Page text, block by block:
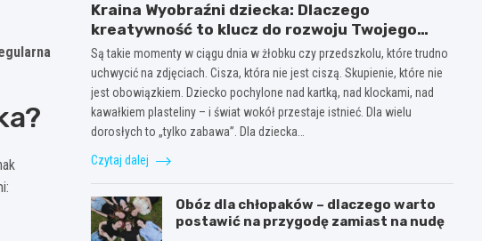
Kraina Wyobraźni dziecka: Dlaczego
kreatywność to klucz do rozwoju Twojego
dziecka?
Są takie momenty w ciągu dnia w żłobku czy przedszkolu, które trudno
uchwycić na zdjęciach. Cisza, która nie jest ciszą. Skupienie, które nie
jest obowiązkiem. Dziecko pochylone nad kartką, nad klockami, nad
kawałkiem plasteliny – i świat wokół przestaje istnieć. Dla wielu
dorosłych to „tylko zabawa”. Dla dziecka…
Czytaj dalej
Obóz dla chłopaków – dlaczego warto
postawić na przygodę zamiast na nudę